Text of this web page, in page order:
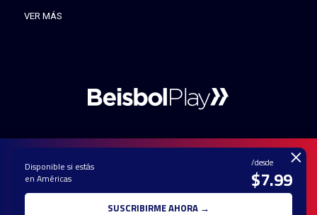
VER MÁS
PAUTA CON
TÉRMINOS Y
CONDICIONES
© 2025 TODOS LOS DERECHOS RESERVADOS - UNA MARCA REGISTRADA
Disponible si estás
en Américas
/desde
$7.99
SUSCRIBIRME AHORA →
×